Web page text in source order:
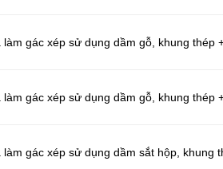
làm gác xép sử dụng dầm gỗ, khung thép
làm gác xép sử dụng dầm gỗ, khung thép
làm gác xép sử dụng dầm sắt hộp, khung